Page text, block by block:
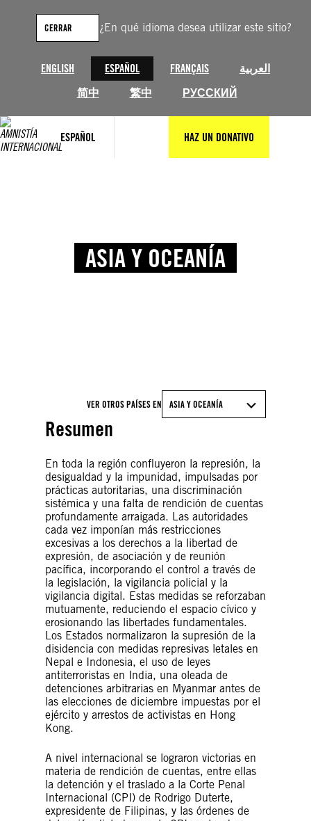
¿En qué idioma desea utilizar este sitio?
ENGLISH ESPAÑOL FRANÇAIS
العربية
简中
繁中 РУССКИЙ
CERRAR
ESPAÑOL HAZ UN DONATIVO
ASIA Y OCEANÍA
VER OTROS PAÍSES EN ASIA Y OCEANÍA
Resumen
En toda la región confluyeron la represión, la
desigualdad y la impunidad, impulsadas por
prácticas autoritarias, una discriminación
sistémica y una falta de rendición de cuentas
profundamente arraigada. Las autoridades
cada vez imponían más restricciones
excesivas a los derechos a la libertad de
expresión, de asociación y de reunión
pacífica, incorporando el control a través de
la legislación, la vigilancia policial y la
vigilancia digital. Estas medidas se reforzaban
mutuamente, reduciendo el espacio cívico y
erosionando las libertades fundamentales.
Los Estados normalizaron la supresión de la
disidencia con medidas represivas letales en
Nepal e Indonesia, el uso de leyes
antiterroristas en India, una oleada de
detenciones arbitrarias en Myanmar antes de
las elecciones de diciembre impuestas por el
ejército y arrestos de activistas en Hong
Kong.
A nivel internacional se lograron victorias en
materia de rendición de cuentas, entre ellas
la detención y el traslado a la Corte Penal
Internacional (CPI) de Rodrigo Duterte,
expresidente de Filipinas, y las órdenes de